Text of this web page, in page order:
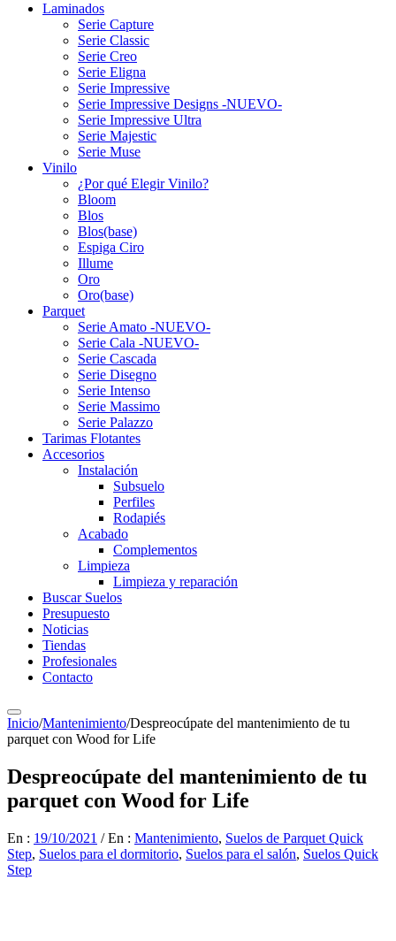
Laminados
Serie Capture
Serie Classic
Serie Creo
Serie Eligna
Serie Impressive
Serie Impressive Designs -NUEVO-
Serie Impressive Ultra
Serie Majestic
Serie Muse
Vinilo
¿Por qué Elegir Vinilo?
Bloom
Blos
Blos(base)
Espiga Ciro
Illume
Oro
Oro(base)
Parquet
Serie Amato -NUEVO-
Serie Cala -NUEVO-
Serie Cascada
Serie Disegno
Serie Intenso
Serie Massimo
Serie Palazzo
Tarimas Flotantes
Accesorios
Instalación
Subsuelo
Perfiles
Rodapiés
Acabado
Complementos
Limpieza
Limpieza y reparación
Buscar Suelos
Presupuesto
Noticias
Tiendas
Profesionales
Contacto
Inicio/Mantenimiento/Despreocúpate del mantenimiento de tu
parquet con Wood for Life
Despreocúpate del mantenimiento de tu
parquet con Wood for Life
En : 19/10/2021 /En : Mantenimiento, Suelos de Parquet Quick
Step, Suelos para el dormitorio, Suelos para el salón, Suelos Quick
Step